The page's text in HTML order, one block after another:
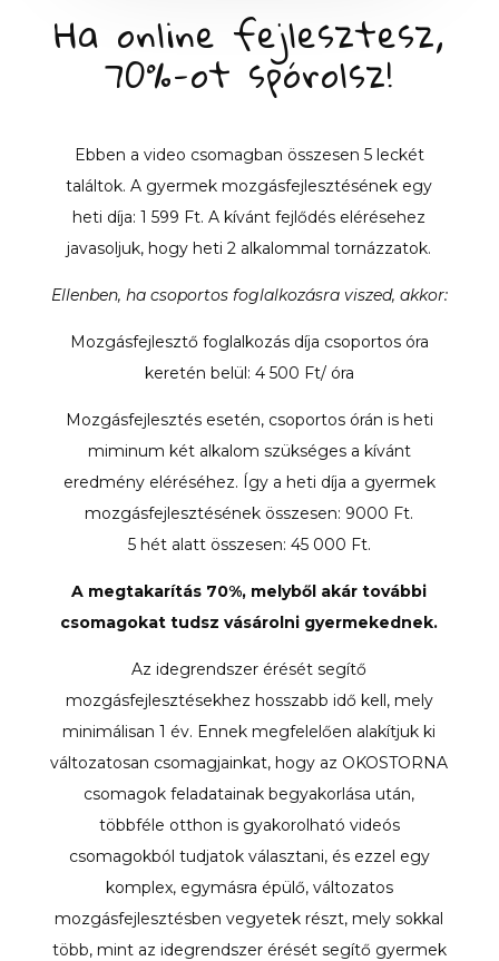
Ha online fejlesztesz,
70%-ot spórolsz!
Ebben a video csomagban összesen 5 leckét
találtok. A gyermek mozgásfejlesztésének egy
heti díja: 1 599 Ft. A kívánt fejlődés elérésehez
javasoljuk, hogy heti 2 alkalommal tornázzatok.
Ellenben, ha csoportos foglalkozásra viszed, akkor:
Mozgásfejlesztő foglalkozás díja csoportos óra
keretén belül: 4 500 Ft/ óra
Mozgásfejlesztés esetén, csoportos órán is heti
miminum két alkalom szükséges a kívánt
eredmény eléréséhez. Így a heti díja a gyermek
mozgásfejlesztésének összesen: 9000 Ft.
5 hét alatt összesen: 45 000 Ft.
A megtakarítás 70%, melyből akár további
csomagokat tudsz vásárolni gyermekednek.
Az idegrendszer érését segítő
mozgásfejlesztésekhez hosszabb idő kell, mely
minimálisan 1 év. Ennek megfelelően alakítjuk ki
változatosan csomagjainkat, hogy az OKOSTORNA
csomagok feladatainak begyakorlása után,
többféle otthon is gyakorolható videós
csomagokból tudjatok választani, és ezzel egy
komplex, egymásra épülő, változatos
mozgásfejlesztésben vegyetek részt, mely sokkal
több, mint az idegrendszer érését segítő gyermek